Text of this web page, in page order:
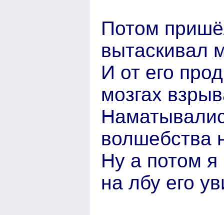
Потом
вытаскивал
И от его
мозгах
волшебства
Ну а потом я
на лбу его